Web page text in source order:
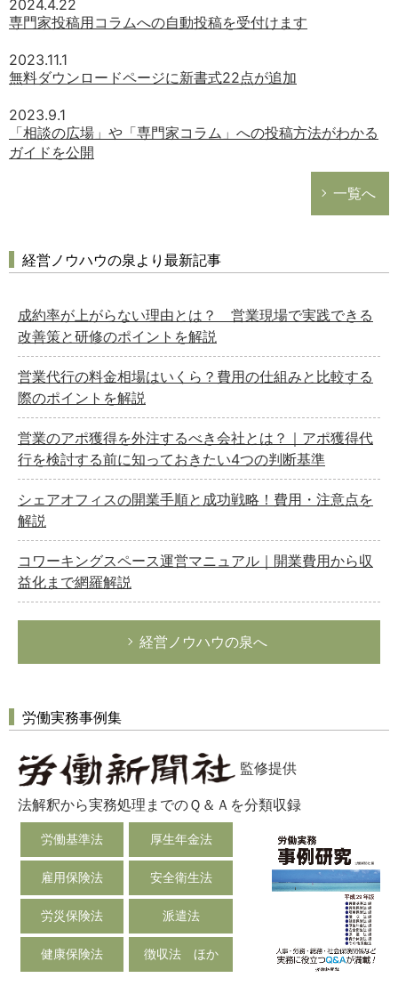
2024.4.22
専門家投稿用コラムへの自動投稿を受付けます
2023.11.1
無料ダウンロードページに新書式22点が追加
2023.9.1
「相談の広場」や「専門家コラム」への投稿方法がわかる
ガイドを公開
一覧へ
経営ノウハウの泉より最新記事
成約率が上がらない理由とは？ 営業現場で実践できる
改善策と研修のポイントを解説
営業代行の料金相場はいくら？費用の仕組みと比較する
際のポイントを解説
営業のアポ獲得を外注するべき会社とは？｜アポ獲得代
行を検討する前に知っておきたい4つの判断基準
シェアオフィスの開業手順と成功戦略！費用・注意点を
解説
コワーキングスペース運営マニュアル｜開業費用から収
益化まで網羅解説
経営ノウハウの泉へ
労働実務事例集
監修提供
法解釈から実務処理までのＱ＆Ａを分類収録
労働基準法 厚生年金法
雇用保険法 安全衛生法
労災保険法 派遣法
健康保険法 徴収法 ほか